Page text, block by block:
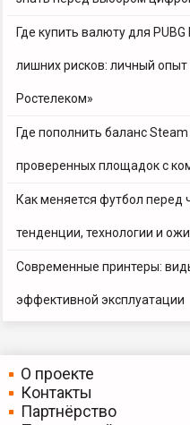
Где купить валюту для
лишних рисков: личный
Ростелеком»
Где пополнить баланс
проверенных площадок с
Как меняется футбол
тенденции, технологии и
Современные принтеры:
эффективной эксплуатации
О проекте
Контакты
Партнёрство